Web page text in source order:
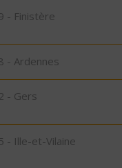
- Finistère
- Ardennes
- Gers
- Ille-et-Vilaine